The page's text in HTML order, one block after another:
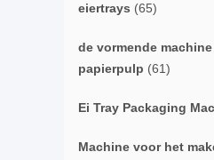
eiertrays (65)
de vormende
papierpulp (61)
Ei Tray Packaging
Machine voor het